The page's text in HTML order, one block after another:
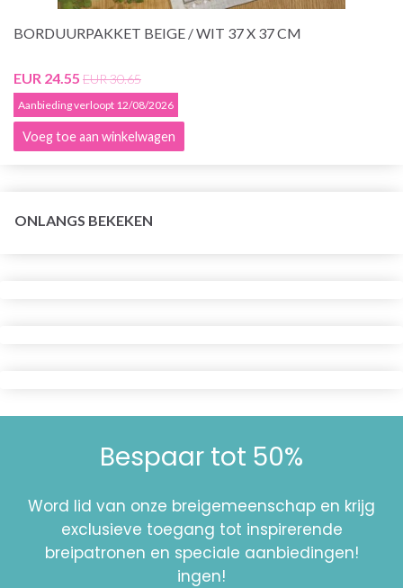
BORDUURPAKKET BEIGE / WIT 37 X 37 CM
EUR 24.55 EUR 30.65
Aanbieding verloopt 12/08/2026
Voeg toe aan winkelwagen
ONLANGS BEKEKEN
Bespaar tot 50%
Word lid van onze breigemeenschap en krijg
exclusieve toegang tot inspirerende
breipatronen en speciale aanbiedingen!
ingen!